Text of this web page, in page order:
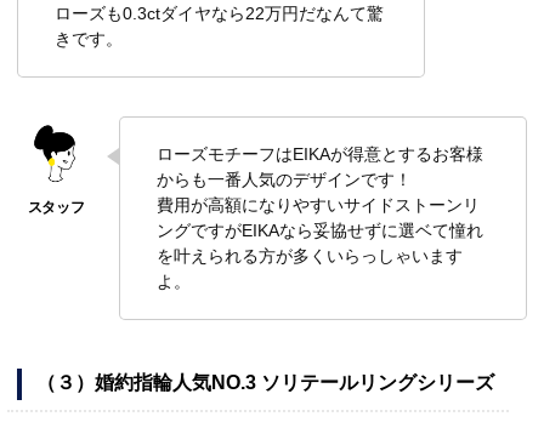
ローズも0.3ctダイヤなら22万円だなんて驚
きです。
ローズモチーフはEIKAが得意とするお客様
からも一番人気のデザインです！
費用が高額になりやすいサイドストーンリ
ングですがEIKAなら妥協せずに選ベて憧れ
を叶えられる方が多くいらっしゃいます
よ。
（３）婚約指輪人気NO.3 ソリテールリングシリーズ